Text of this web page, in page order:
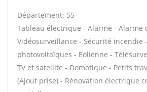
Département: 55
Tableau électrique - Alarme - Alarme
Vidéosurveillance - Sécurité incendie
photovoltaïques - Eolienne -
TV et satellite - Domotique - Petits
(Ajout prise) - Rénovation électrique